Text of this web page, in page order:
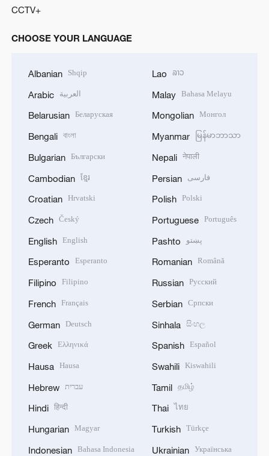
CCTV+
CHOOSE YOUR LANGUAGE
Albanian Shqip
Arabic العربية
Belarusian Беларуская
Bengali বাংলা
Bulgarian Български
Cambodian ខ្មែរ
Croatian Hrvatski
Czech Český
English English
Esperanto Esperanto
Filipino Filipino
French Français
German Deutsch
Greek Ελληνικά
Hausa Hausa
Hebrew עברית
Hindi हिन्दी
Hungarian Magyar
Indonesian Bahasa Indonesia
Lao ລາວ
Malay Bahasa Melayu
Mongolian Монгол
Myanmar မြန်မာဘာသာ
Nepali नेपाली
Persian فارسی
Polish Polski
Portuguese Português
Pashto پښتو
Romanian Română
Russian Русский
Serbian Српски
Sinhala සිංහල
Spanish Español
Swahili Kiswahili
Tamil தமிழ்
Thai ไทย
Turkish Türkçe
Ukrainian Українська